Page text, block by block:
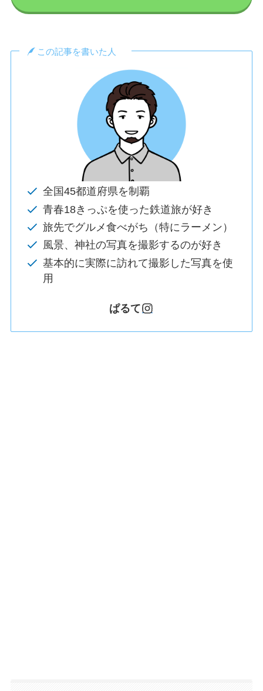
この記事を書いた人
全国45都道府県を制覇
青春18きっぷを使った鉄道旅が好き
旅先でグルメ食べがち（特にラーメン）
風景、神社の写真を撮影するのが好き
基本的に実際に訪れて撮影した写真を使
用
ぱるて